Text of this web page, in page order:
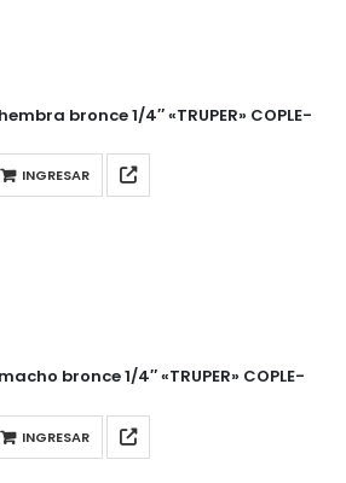
bronce 1/4″ «TRUPER» COPLE-
INGRESAR
bronce 1/4″ «TRUPER» COPLE-
INGRESAR